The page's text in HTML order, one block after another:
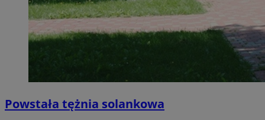
Powstała tężnia solankowa